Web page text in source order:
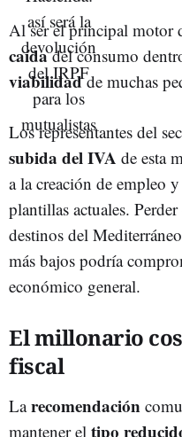
Al ser el principal motor
caídadel consumo
viabilidadde muchas
Los representantes del
subida del IVA de esta
a la creación de empleo
plantillas actuales.
destinos del
más bajos podría
económico general.
El millonario
fiscal
Larecomendación
mantener el tipo